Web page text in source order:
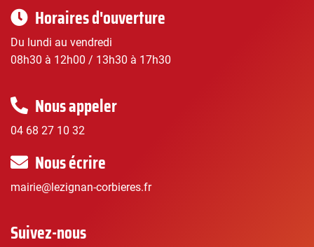
Horaires d'ouverture
Du lundi au vendredi
08h30 à 12h00 / 13h30 à 17h30
Nous appeler
04 68 27 10 32
Nous écrire
mairie@lezignan-corbieres.fr
Suivez-nous